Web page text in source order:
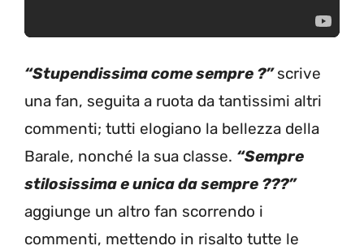
“Stupendissima come sempre ?” scrive
una fan, seguita a ruota da tantissimi altri
commenti; tutti elogiano la bellezza della
Barale, nonché la sua classe. “Sempre
stilosissima e unica da sempre ???”
aggiunge un altro fan scorrendo i
commenti, mettendo in risalto tutte le